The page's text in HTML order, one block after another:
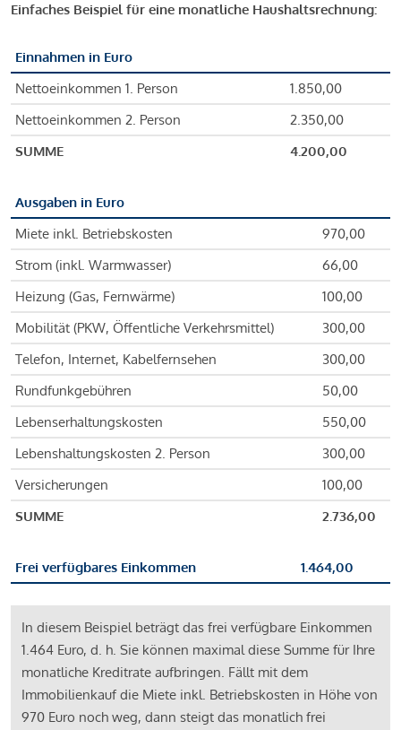
Einfaches Beispiel für eine monatliche Haushaltsrechnung:
Einnahmen in Euro
Nettoeinkommen 1. Person
1.850,00
Nettoeinkommen 2. Person
2.350,00
SUMME
4.200,00
Ausgaben in Euro
Miete inkl. Betriebskosten
970,00
Strom (inkl. Warmwasser)
66,00
Heizung (Gas, Fernwärme)
100,00
Mobilität (PKW, Öffentliche Verkehrsmittel)
300,00
Telefon, Internet, Kabelfernsehen
300,00
Rundfunkgebühren
50,00
Lebenserhaltungskosten
550,00
Lebenshaltungskosten 2. Person
300,00
Versicherungen
100,00
SUMME
2.736,00
Frei verfügbares Einkommen 1.464,00
In diesem Beispiel beträgt das frei verfügbare Einkommen
1.464 Euro, d. h. Sie können maximal diese Summe für Ihre
monatliche Kreditrate aufbringen. Fällt mit dem
Immobilienkauf die Miete inkl. Betriebskosten in Höhe von
970 Euro noch weg, dann steigt das monatlich frei